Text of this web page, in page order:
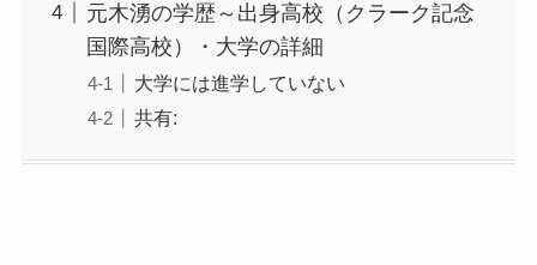
元木湧の学歴～出身高校（クラーク記念
国際高校）・大学の詳細
大学には進学していない
共有: